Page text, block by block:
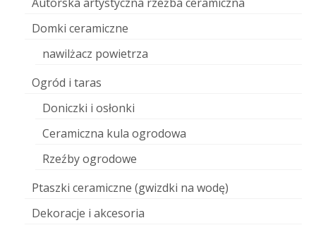
Domki ceramiczne
nawilżacz powietrza
Ogród i taras
Doniczki i osłonki
Ceramiczna kula ogrodowa
Rzeźby ogrodowe
Ptaszki ceramiczne (gwizdki na wodę)
Dekoracje i akcesoria